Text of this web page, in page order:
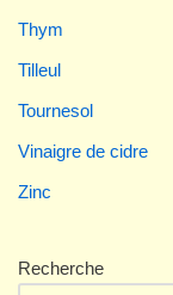
Thym
Tilleul
Tournesol
Vinaigre de cidre
Zinc
Recherche